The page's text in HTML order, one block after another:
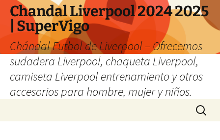
Chandal Liverpool 2024 2025
| SuperVigo
Chándal Futbol de Liverpool – Ofrecemos
sudadera Liverpool, chaqueta Liverpool,
camiseta Liverpool entrenamiento y otros
accesorios para hombre, mujer y niños.
Buscar: